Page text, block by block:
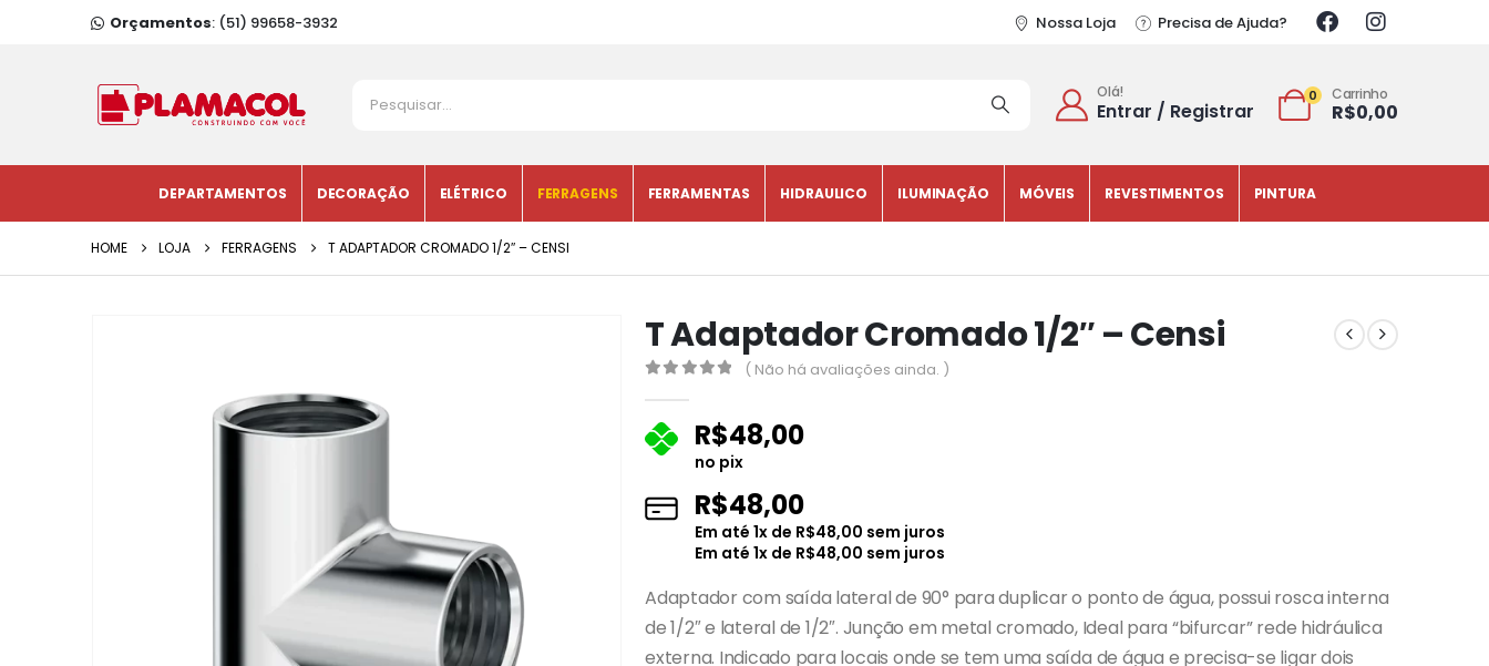
Orçamentos: (51) 99658-3932 Nossa Loja Precisa de Ajuda?
Olá!
Entrar / Registrar
0 Carrinho
R$0,00
DEPARTAMENTOS DECORAÇÃO ELÉTRICO FERRAGENS FERRAMENTAS HIDRAULICO ILUMINAÇÃO MÓVEIS REVESTIMENTOS PINTURA
HOME LOJA FERRAGENS T ADAPTADOR CROMADO 1/2″ – CENSI
T Adaptador Cromado 1/2″ – Censi
( Não há avaliações ainda. )
R$48,00
no pix
R$48,00
Em até 1x de R$48,00 sem juros
Em até 1x de R$48,00 sem juros
Adaptador com saída lateral de 90° para duplicar o ponto de água, possui rosca interna
de 1/2″ e lateral de 1/2″. Junção em metal cromado, Ideal para “bifurcar” rede hidráulica
externa. Indicado para locais onde se tem uma saída de água e precisa-se ligar dois